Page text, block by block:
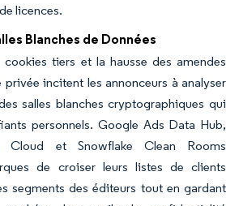
licences.
Blanches de Données
tiers et la hausse des amendes
incitent les annonceurs à analyser
salles blanches cryptographiques qui
personnels. Google Ads Data Hub,
Cloud et Snowflake Clean Rooms
de croiser leurs listes de clients
segments des éditeurs tout en gardant